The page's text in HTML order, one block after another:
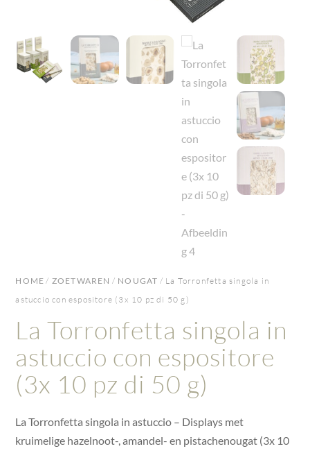
HOME / ZOETWAREN / NOUGAT / La Torronfetta singola in
astuccio con espositore (3x 10 pz di 50 g)
La Torronfetta singola in
astuccio con espositore
(3x 10 pz di 50 g)
La Torronfetta singola in astuccio – Displays met
kruimelige hazelnoot-, amandel- en pistachenougat (3x 10